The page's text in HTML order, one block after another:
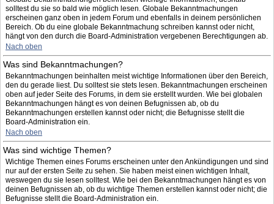
solltest du sie so bald wie möglich lesen. Globale Bekanntmachungen
erscheinen ganz oben in jedem Forum und ebenfalls in deinem persönlichen
Bereich. Ob du eine globale Bekanntmachung schreiben kannst oder nicht,
hängt von den durch die Board-Administration vergebenen Berechtigungen ab.
Nach oben
Was sind Bekanntmachungen?
Bekanntmachungen beinhalten meist wichtige Informationen über den Bereich,
den du gerade liest. Du solltest sie stets lesen. Bekanntmachungen erscheinen
oben auf jeder Seite des Forums, in dem sie erstellt wurden. Wie bei globalen
Bekanntmachungen hängt es von deinen Befugnissen ab, ob du
Bekanntmachungen erstellen kannst oder nicht; die Befugnisse stellt die
Board-Administration ein.
Nach oben
Was sind wichtige Themen?
Wichtige Themen eines Forums erscheinen unter den Ankündigungen und sind
nur auf der ersten Seite zu sehen. Sie haben meist einen wichtigen Inhalt,
weswegen du sie lesen solltest. Wie bei den Bekanntmachungen hängt es von
deinen Befugnissen ab, ob du wichtige Themen erstellen kannst oder nicht; die
Befugnisse stellt die Board-Administration ein.